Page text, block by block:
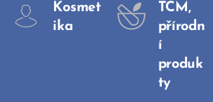
Kosmet
ika
TCM,
přírodn
í
produk
ty